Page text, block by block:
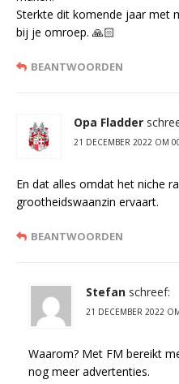
Sterkte dit komende jaar met
bij je omroep. 🙏🏻
BEANTWOORDEN
Opa Fladder
21 DECEMBER 2022 OM
En dat alles omdat het niche
grootheidswaanzin ervaart.
BEANTWOORDEN
Stefan schreef:
21 DECEMBER 2022
Waarom? Met FM bereikt
nog meer advertenties.